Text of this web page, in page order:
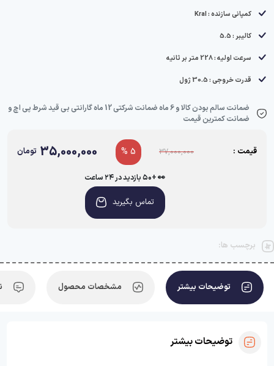
کمپانی سازنده : Kral
کالیبر : 5.5
سرعت اولیه : 228 متر بر ثانیه
قدرت خروجی : 30.5 ژول
ضمانت سالم بودن کالا و 6 ماه ضمانت شرکتی 12 ماه گارانتی بی قید شرط پی اچ و
ضمانت کمترین قیمت
قیمت : 37,000,000
5 %
35,000,000 تومان
👀 +۵۰ بازدید در ۲۴ ساعت اخیر
تماس بگیرید
برچسب ها:
توضیحات بیشتر مشخصات محصول
توضیحات بیشتر